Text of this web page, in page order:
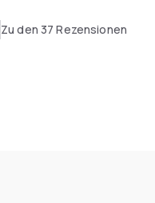
Zu den 37 Rezensionen